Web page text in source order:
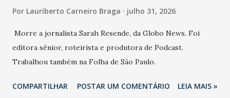
Por Lauriberto Carneiro Braga julho 31, 2026
Morre a jornalista Sarah Resende, da Globo News. Foi
editora sênior, roteirista e produtora de Podcast.
Trabalhou também na Folha de São Paulo.
COMPARTILHAR POSTAR UM COMENTÁRIO LEIA MAIS »